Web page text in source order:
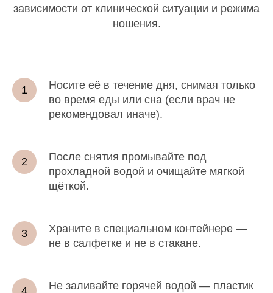
зависимости от клинической ситуации и режима
ношения.
Носите её в течение дня, снимая только
во время еды или сна (если врач не
рекомендовал иначе).
После снятия промывайте под
прохладной водой и очищайте мягкой
щёткой.
Храните в специальном контейнере —
не в салфетке и не в стакане.
Не заливайте горячей водой — пластик